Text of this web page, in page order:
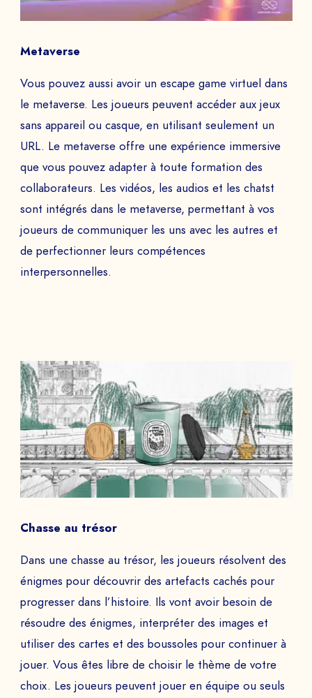
Metaverse
Vous pouvez aussi avoir un escape game virtuel dans
le metaverse. Les joueurs peuvent accéder aux jeux
sans appareil ou casque, en utilisant seulement un
URL. Le metaverse offre une expérience immersive
que vous pouvez adapter à toute formation des
collaborateurs. Les vidéos, les audios et les chatst
sont intégrés dans le metaverse, permettant à vos
joueurs de communiquer les uns avec les autres et
de perfectionner leurs compétences
interpersonnelles.
Chasse au trésor
Dans une chasse au trésor, les joueurs résolvent des
énigmes pour découvrir des artefacts cachés pour
progresser dans l’histoire. Ils vont avoir besoin de
résoudre des énigmes, interpréter des images et
utiliser des cartes et des boussoles pour continuer à
jouer. Vous êtes libre de choisir le thème de votre
choix. Les joueurs peuvent jouer en équipe ou seuls